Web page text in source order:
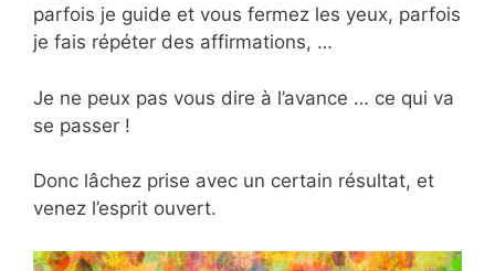
parfois je guide et vous fermez les yeux, parfois
je fais répéter des affirmations, …
Je ne peux pas vous dire à l’avance … ce qui va
se passer !
Donc lâchez prise avec un certain résultat, et
venez l’esprit ouvert.